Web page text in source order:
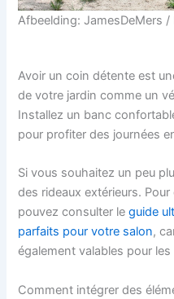
Afbeelding: JamesDeMers /
Avoir un coin détente est
de votre jardin comme un
Installez un banc
pour profiter des journées
Si vous souhaitez un peu
des rideaux extérieurs.
pouvez consulter leguide
parfaits pour votre salon,
également valables pour les
Comment intégrer des